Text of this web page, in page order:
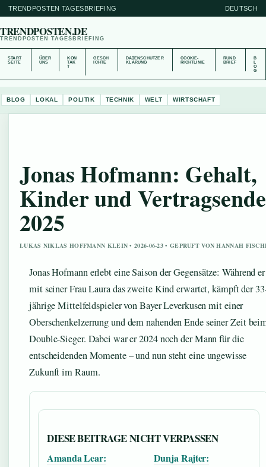
TRENDPOSTEN TAGESBRIEFING DEUTSCH
TRENDPOSTEN.DE
TRENDPOSTEN TAGESBRIEFING
START
SEITE
ÜBER
UNS
KON
TAK
T
GESCH
ICHTE
DATENSCHUTZER
KLÄRUNG
COOKIE-
RICHTLINIE
RUND
BRIEF
B
O
G
BLOG LOKAL POLITIK TECHNIK WELT WIRTSCHAFT
Jonas Hofmann: Gehalt,
Kinder und Vertragsende
2025
LUKAS NIKLAS HOFFMANN KLEIN • 2026-06-23 • GEPRUFT VON HANNAH
Jonas Hofmann erlebt eine Saison der Gegensätze: Während er
mit seiner Frau Laura das zweite Kind erwartet, kämpft der
jährige Mittelfeldspieler von Bayer Leverkusen mit einer
Oberschenkelzerrung und dem nahenden Ende seiner Zeit
Double-Sieger. Dabei war er 2024 noch der Mann für die
entscheidenden Momente – und nun steht eine ungewisse
Zukunft im Raum.
DIESE BEITRAGE NICHT VERPASSEN
Amanda Lear:
Dunja Rajter: